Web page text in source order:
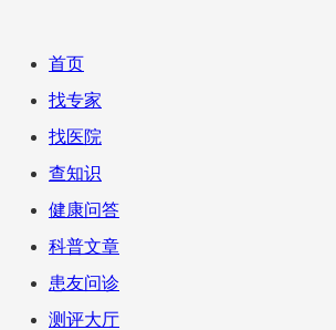
首页
找专家
找医院
查知识
健康问答
科普文章
患友问诊
测评大厅